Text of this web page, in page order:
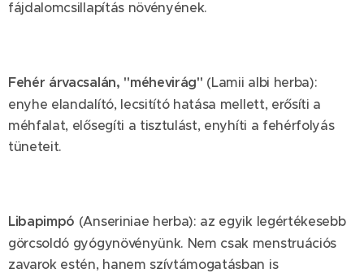
fájdalomcsillapítás növényének.
Fehér árvacsalán, "méhevirág" (Lamii albi herba):
enyhe elandalító, lecsitító hatása mellett, erősíti a
méhfalat, elősegíti a tisztulást, enyhíti a fehérfolyás
tüneteit.
Libapimpó (Anseriniae herba): az egyik legértékesebb
görcsoldó gyógynövényünk. Nem csak menstruációs
zavarok estén, hanem szívtámogatásban is